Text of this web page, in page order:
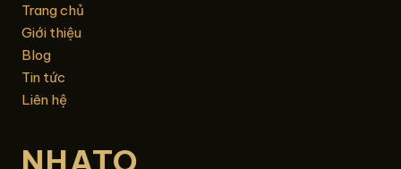
Trang chủ
Giới thiệu
Blog
Tin tức
Liên hệ
NHATO